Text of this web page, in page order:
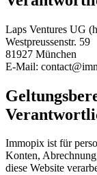
Laps Ventures UG
Westpreussenstr. 59
81927 München
E-Mail:
Immopix ist für
Konten,
diese Website